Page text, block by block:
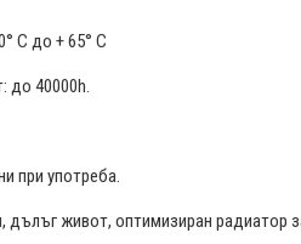
C до + 65° C
до 40000h.
при употреба.
дълъг живот, оптимизиран